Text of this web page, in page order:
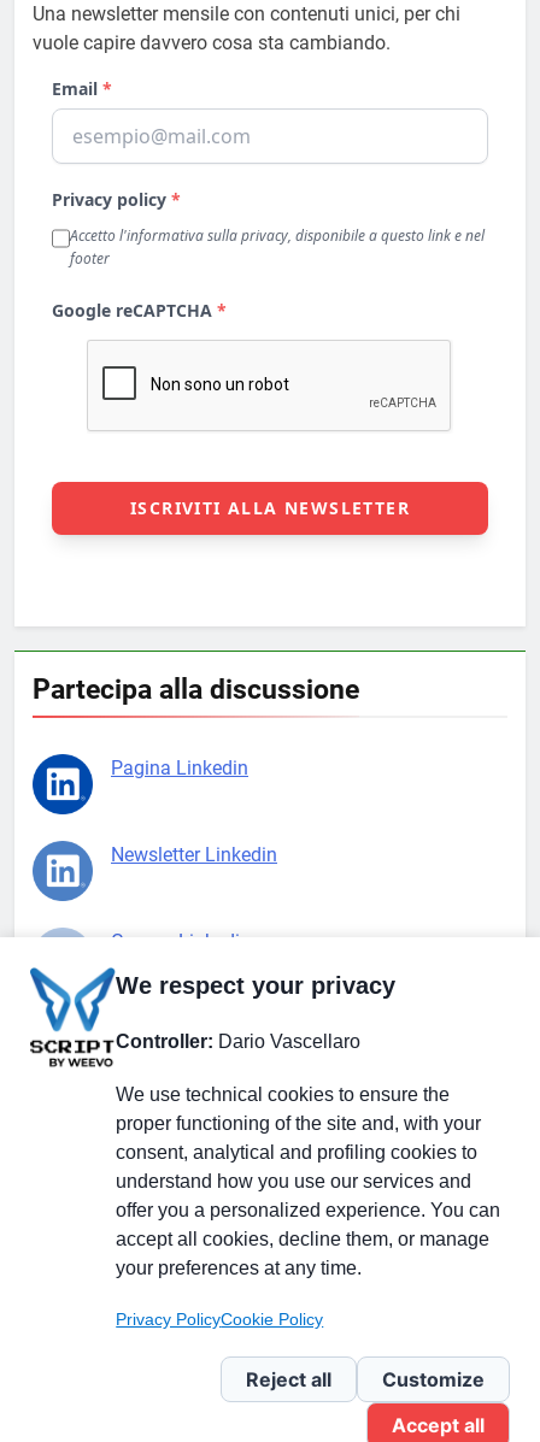
Una newsletter mensile con contenuti unici, per chi
vuole capire davvero cosa sta cambiando.
Partecipa alla discussione
Pagina Linkedin
Newsletter Linkedin
Gruppo Linkedin
Pagina Facebook
X.com
Il Giornale delle PMI.
Testata giornalistica
registrata al Tribunale di
Milano n. 353 del 19
novembre 2013 Powered By
Privacy PolicyCookie
We respect your privacy
Controller: Dario Vascellaro
We use technical cookies to ensure the
proper functioning of the site and, with your
consent, analytical and profiling cookies to
understand how you use our services and
offer you a personalized experience. You can
accept all cookies, decline them, or manage
your preferences at any time.
Privacy PolicyCookie Policy
Reject all
Customize
Accept all